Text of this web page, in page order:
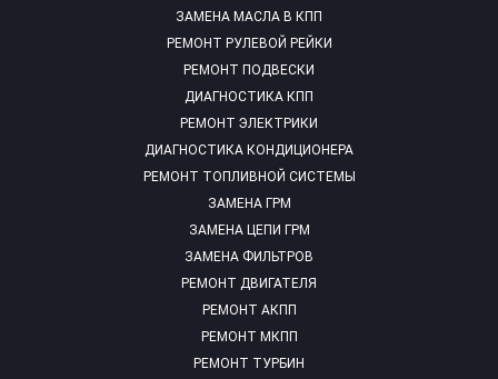
ЗАМЕНА МАСЛА В КПП
РЕМОНТ РУЛЕВОЙ РЕЙКИ
РЕМОНТ ПОДВЕСКИ
ДИАГНОСТИКА КПП
РЕМОНТ ЭЛЕКТРИКИ
ДИАГНОСТИКА КОНДИЦИОНЕРА
РЕМОНТ ТОПЛИВНОЙ СИСТЕМЫ
ЗАМЕНА ГРМ
ЗАМЕНА ЦЕПИ ГРМ
ЗАМЕНА ФИЛЬТРОВ
РЕМОНТ ДВИГАТЕЛЯ
РЕМОНТ АКПП
РЕМОНТ МКПП
РЕМОНТ ТУРБИН